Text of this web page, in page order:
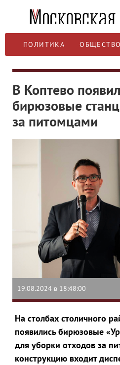
ПОЛИТИКА ОБЩЕСТВО
В Коптево
бирюзовые
за питомцами
19.08.2024 в 18:48:00
На столбах столичного
появились бирюзовые
для уборки отходов за
конструкцию входит